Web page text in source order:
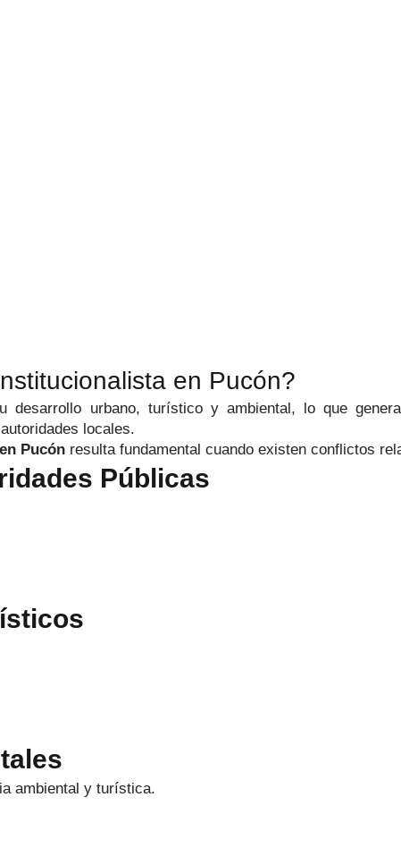
en Pucón?
desarrollo urbano, turístico y ambiental, lo que
locales.
Pucón resulta fundamental cuando existen conflictos
Públicas
ambiental y turística.